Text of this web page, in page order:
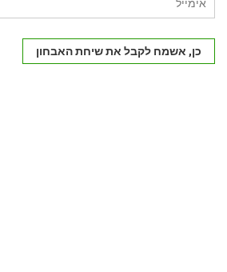
כן, אשמח לקבל את שיחת האבחון